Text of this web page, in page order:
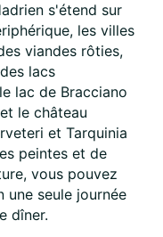
s'étend sur
les villes
viandes rôties,
lacs
lac de Bracciano
le château
et Tarquinia
peintes et de
vous pouvez
une seule journée
dîner.